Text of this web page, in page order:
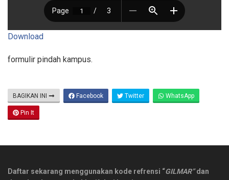
Download
formulir pindah kampus.
BAGIKAN INI Facebook Twitter WhatsApp
Pin It
Daftar sekarang menggunakan kode refrensi “GILMAR”dan